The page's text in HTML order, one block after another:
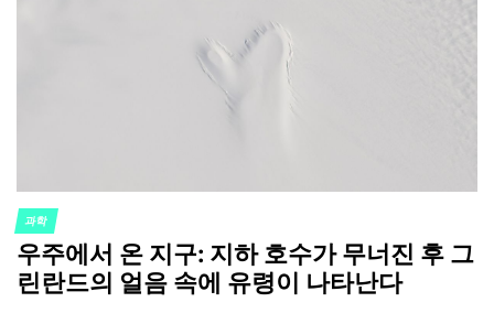
POSTED
IN
과학
우주에서 온 지구: 지하 호수가 무너진 후 그
린란드의 얼음 속에 유령이 나타난다